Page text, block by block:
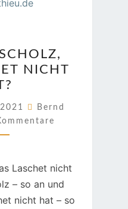
HAT
NICHT
Bernd
Laschet nicht
– so an und
nicht hat – so